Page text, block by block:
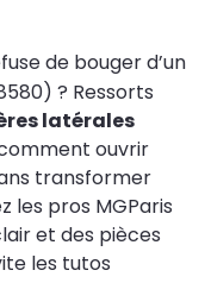
de bouger d’un
? Ressorts
latérales
ouvrir
transformer
les pros MGParis
et des pièces
les tutos